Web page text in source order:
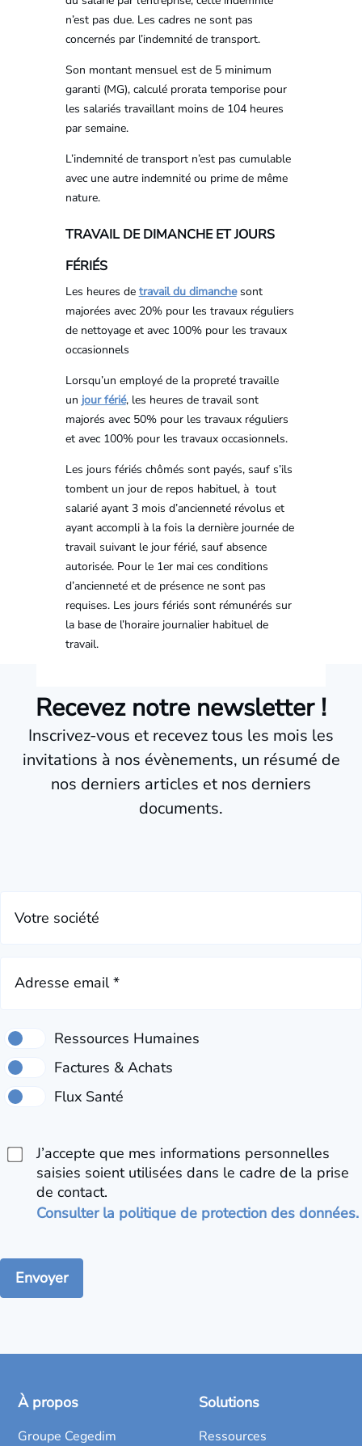
n’est pas due. Les cadres ne sont pas
concernés par l’indemnité de transport.
Son montant mensuel est de 5 minimum
garanti (MG), calculé prorata temporise pour
les salariés travaillant moins de 104 heures
par semaine.
L’indemnité de transport n’est pas cumulable
avec une autre indemnité ou prime de même
nature.
TRAVAIL DE DIMANCHE ET JOURS
FÉRIÉS
Les heures de travail du dimanchesont
majorées avec 20% pour les travaux réguliers
de nettoyage et avec 100% pour les travaux
occasionnels
Lorsqu’un employé de la propreté travaille
un jour férié, les heures de travail sont
majorés avec 50% pour les travaux réguliers
et avec 100% pour les travaux occasionnels.
Les jours fériés chômés sont payés, sauf s’ils
tombent un jour de repos habituel, à tout
salarié ayant 3 mois d’ancienneté révolus et
ayant accompli à la fois la dernière journée de
travail suivant le jour férié, sauf absence
autorisée. Pour le 1er mai ces conditions
d’ancienneté et de présence ne sont pas
requises. Les jours fériés sont rémunérés sur
la base de l’horaire journalier habituel de
travail.
Recevez notre newsletter !
Inscrivez-vous et recevez tous les mois les
invitations à nos évènements, un résumé de
nos derniers articles et nos derniers
documents.
Votre société
Adresse email *
J’accepte que mes informations personnelles
saisies soient utilisées dans le cadre de la prise
de contact.
Consulter la politique de protection des données.
À propos
Groupe Cegedim
Solutions
Ressources